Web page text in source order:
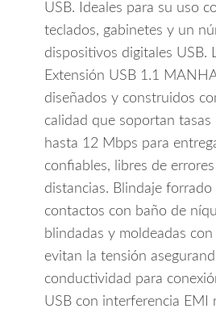
Mbps/
UL
2725/
USB
1.1/
USB. Ideales para su uso
teclados, gabinetes y un
dispositivos digitales USB.
Extensión USB 1.1
diseñados y construidos
calidad que soportan
hasta 12 Mbps para
confiables, libres de
distancias. Blindaje forrado
contactos con baño de
blindadas y moldeadas
evitan la tensión
conductividad para
USB con interferencia EMI